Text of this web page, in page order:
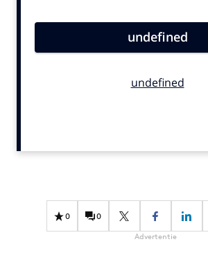
Carriere
Diversiteit
0 0
Advertentie